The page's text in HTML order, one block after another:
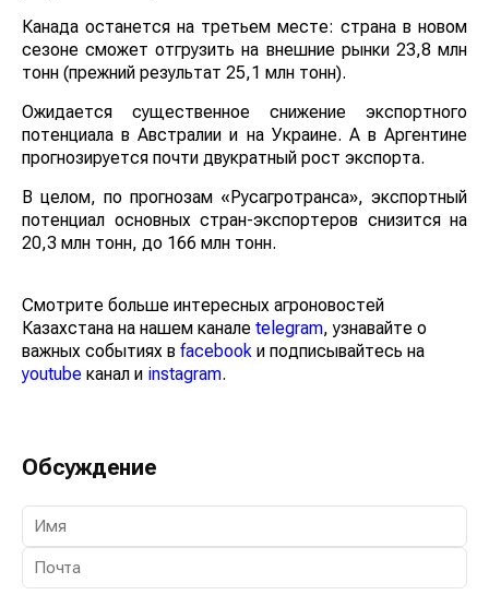
Канада останется на третьем месте: страна в новом
сезоне сможет отгрузить на внешние рынки 23,8 млн
тонн (прежний результат 25,1 млн тонн).
Ожидается существенное снижение экспортного
потенциала в Австралии и на Украине. А в Аргентине
прогнозируется почти двукратный рост экспорта.
В целом, по прогнозам «Русагротранса», экспортный
потенциал основных стран-экспортеров снизится на
20,3 млн тонн, до 166 млн тонн.
Смотрите больше интересных агроновостей
Казахстана на нашем канале telegram, узнавайте о
важных событиях в facebook и подписывайтесь на
youtube канал и instagram.
Обсуждение